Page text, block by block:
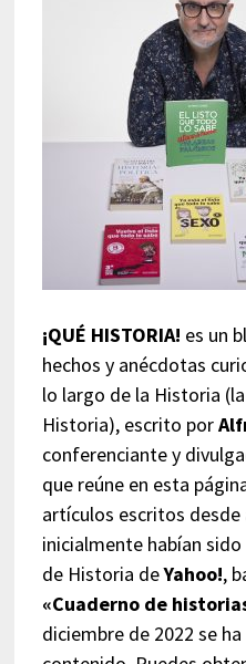
¡QUÉ HISTORIA! es un
hechos y anécdotas
lo largo de la Historia
Historia), escrito por
conferenciante y
que reúne en esta
artículos escritos desde
inicialmente habían
de Historia deYahoo!,
«Cuaderno de
diciembre de 2022 se